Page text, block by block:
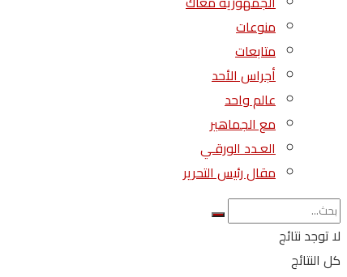
منوعات
متابعات
أجراس الأحد
عالم واحد
مع الجماهير
العـدد الورقـي
مقال رئيس التحرير
لا توجد نتائج
كل النتائج